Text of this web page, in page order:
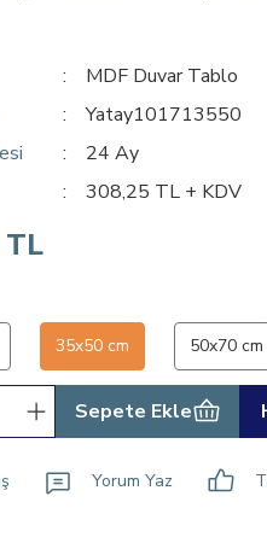
MDF Duvar Tablo
Yatay101713550
24 Ay
308,25 TL + KDV
TL
35x50 cm 50x70 cm
Sepete Ekle
Yorum Yaz